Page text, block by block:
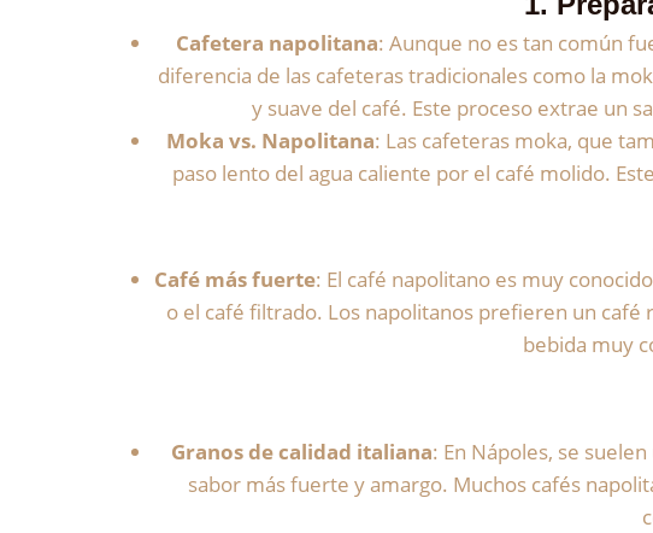
Cafetera napolitana: Aunque no es tan común
diferencia de las cafeteras tradicionales como la
y suave del café. Este proceso extrae un
Moka vs. Napolitana: Las cafeteras moka, que
paso lento del agua caliente por el café molido.
Café más fuerte: El café napolitano es muy
o el café filtrado. Los napolitanos prefieren un
bebida muy
Granos de calidad italiana: En Nápoles, se
sabor más fuerte y amargo. Muchos cafés